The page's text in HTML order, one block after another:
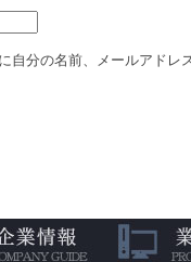
自分の名前、メールアドレ